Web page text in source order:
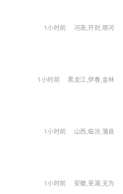
1小时前 河南,开封,顺河
1小时前 黑龙江,伊春,金林
1小时前 山西,临汾,蒲县
1小时前 安徽,芜湖,无为